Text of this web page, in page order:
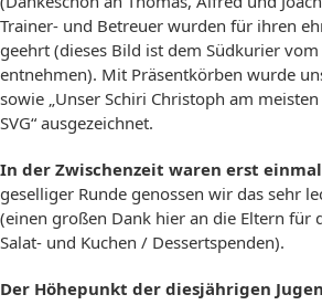
Trainer- und Betreuer wurden für ihren
geehrt (dieses Bild ist dem Südkurier
entnehmen). Mit Präsentkörben wurde
sowie „Unser Schiri Christoph am
SVG“ ausgezeichnet.
In der Zwischenzeit waren erst
geselliger Runde genossen wir das sehr
(einen großen Dank hier an die Eltern für
Salat- und Kuchen / Dessertspenden).
Der Höhepunkt der diesjährigen